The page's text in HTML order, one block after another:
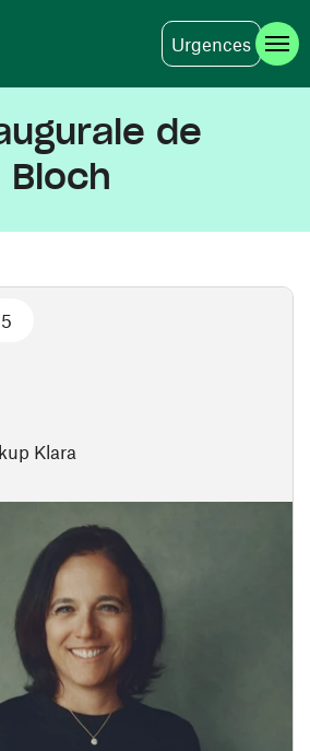
Urgences
de
Klara